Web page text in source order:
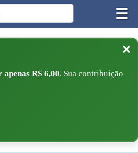
☰
×
apenas R$ 6,00. Sua contribuição